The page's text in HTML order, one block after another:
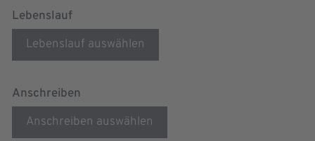
Lebenslauf
Lebenslauf auswählen
Anschreiben
Anschreiben auswählen